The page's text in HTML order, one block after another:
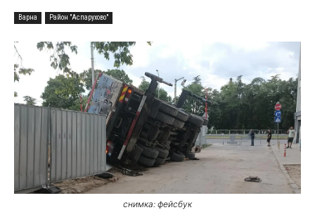
Варна Район "Аспарухово"
снимка: фейсбук